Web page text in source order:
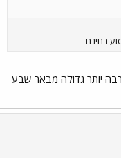
בחינם
יותר גדולה מבאר שבע